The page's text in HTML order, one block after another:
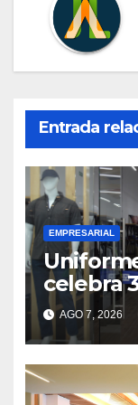
Entrada
EMPRESARIAL
celebra
nacional
AGO 7, 2026